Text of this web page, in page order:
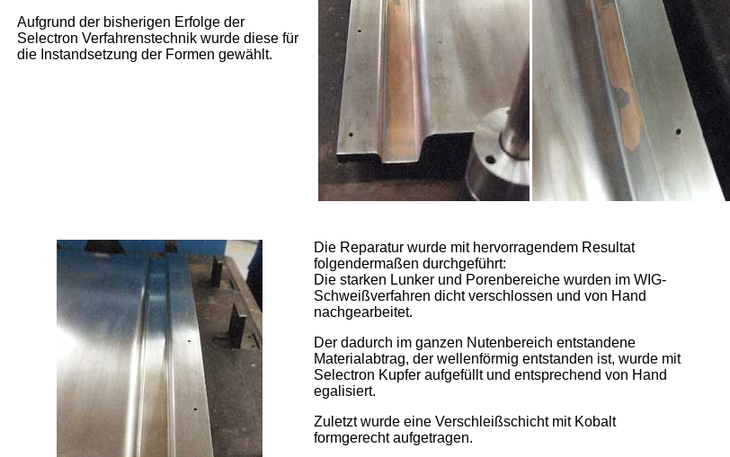
Aufgrund der bisherigen Erfolge der
Selectron Verfahrenstechnik wurde diese für
die Instandsetzung der Formen gewählt.
Die Reparatur wurde mit hervorragendem Resultat
folgendermaßen durchgeführt:
Die starken Lunker und Porenbereiche wurden im WIG-
Schweißverfahren dicht verschlossen und von Hand
nachgearbeitet.
Der dadurch im ganzen Nutenbereich entstandene
Materialabtrag, der wellenförmig entstanden ist, wurde mit
Selectron Kupfer aufgefüllt und entsprechend von Hand
egalisiert.
Zuletzt wurde eine Verschleißschicht mit Kobalt
formgerecht aufgetragen.